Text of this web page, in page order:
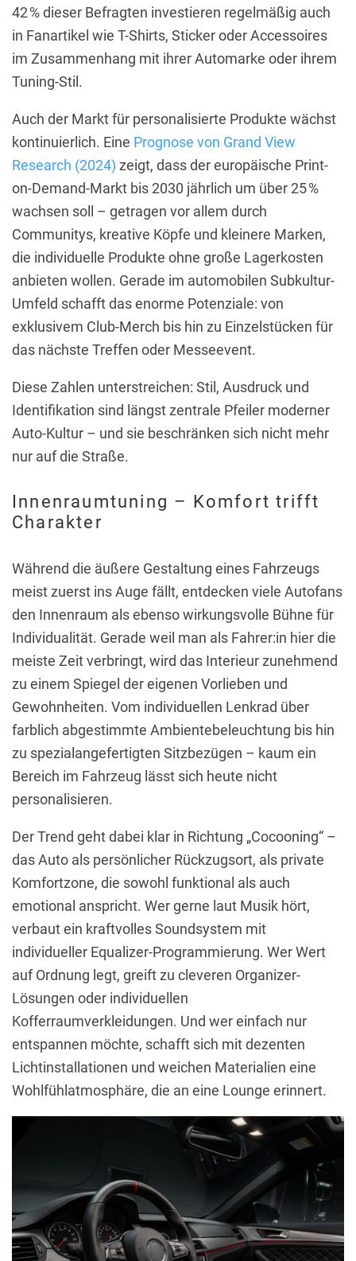
42 % dieser Befragten investieren regelmäßig auch
in Fanartikel wie T-Shirts, Sticker oder Accessoires
im Zusammenhang mit ihrer Automarke oder ihrem
Tuning-Stil.
Auch der Markt für personalisierte Produkte wächst
kontinuierlich. Eine Prognose von Grand View
Research (2024) zeigt, dass der europäische Print-
on-Demand-Markt bis 2030 jährlich um über 25 %
wachsen soll – getragen vor allem durch
Communitys, kreative Köpfe und kleinere Marken,
die individuelle Produkte ohne große Lagerkosten
anbieten wollen. Gerade im automobilen Subkultur-
Umfeld schafft das enorme Potenziale: von
exklusivem Club-Merch bis hin zu Einzelstücken für
das nächste Treffen oder Messeevent.
Diese Zahlen unterstreichen: Stil, Ausdruck und
Identifikation sind längst zentrale Pfeiler moderner
Auto-Kultur – und sie beschränken sich nicht mehr
nur auf die Straße.
Innenraumtuning – Komfort trifft
Charakter
Während die äußere Gestaltung eines Fahrzeugs
meist zuerst ins Auge fällt, entdecken viele Autofans
den Innenraum als ebenso wirkungsvolle Bühne für
Individualität. Gerade weil man als Fahrer:in hier die
meiste Zeit verbringt, wird das Interieur zunehmend
zu einem Spiegel der eigenen Vorlieben und
Gewohnheiten. Vom individuellen Lenkrad über
farblich abgestimmte Ambientebeleuchtung bis hin
zu spezialangefertigten Sitzbezügen – kaum ein
Bereich im Fahrzeug lässt sich heute nicht
personalisieren.
Der Trend geht dabei klar in Richtung „Cocooning“ –
das Auto als persönlicher Rückzugsort, als private
Komfortzone, die sowohl funktional als auch
emotional anspricht. Wer gerne laut Musik hört,
verbaut ein kraftvolles Soundsystem mit
individueller Equalizer-Programmierung. Wer Wert
auf Ordnung legt, greift zu cleveren Organizer-
Lösungen oder individuellen
Kofferraumverkleidungen. Und wer einfach nur
entspannen möchte, schafft sich mit dezenten
Lichtinstallationen und weichen Materialien eine
Wohlfühlatmosphäre, die an eine Lounge erinnert.